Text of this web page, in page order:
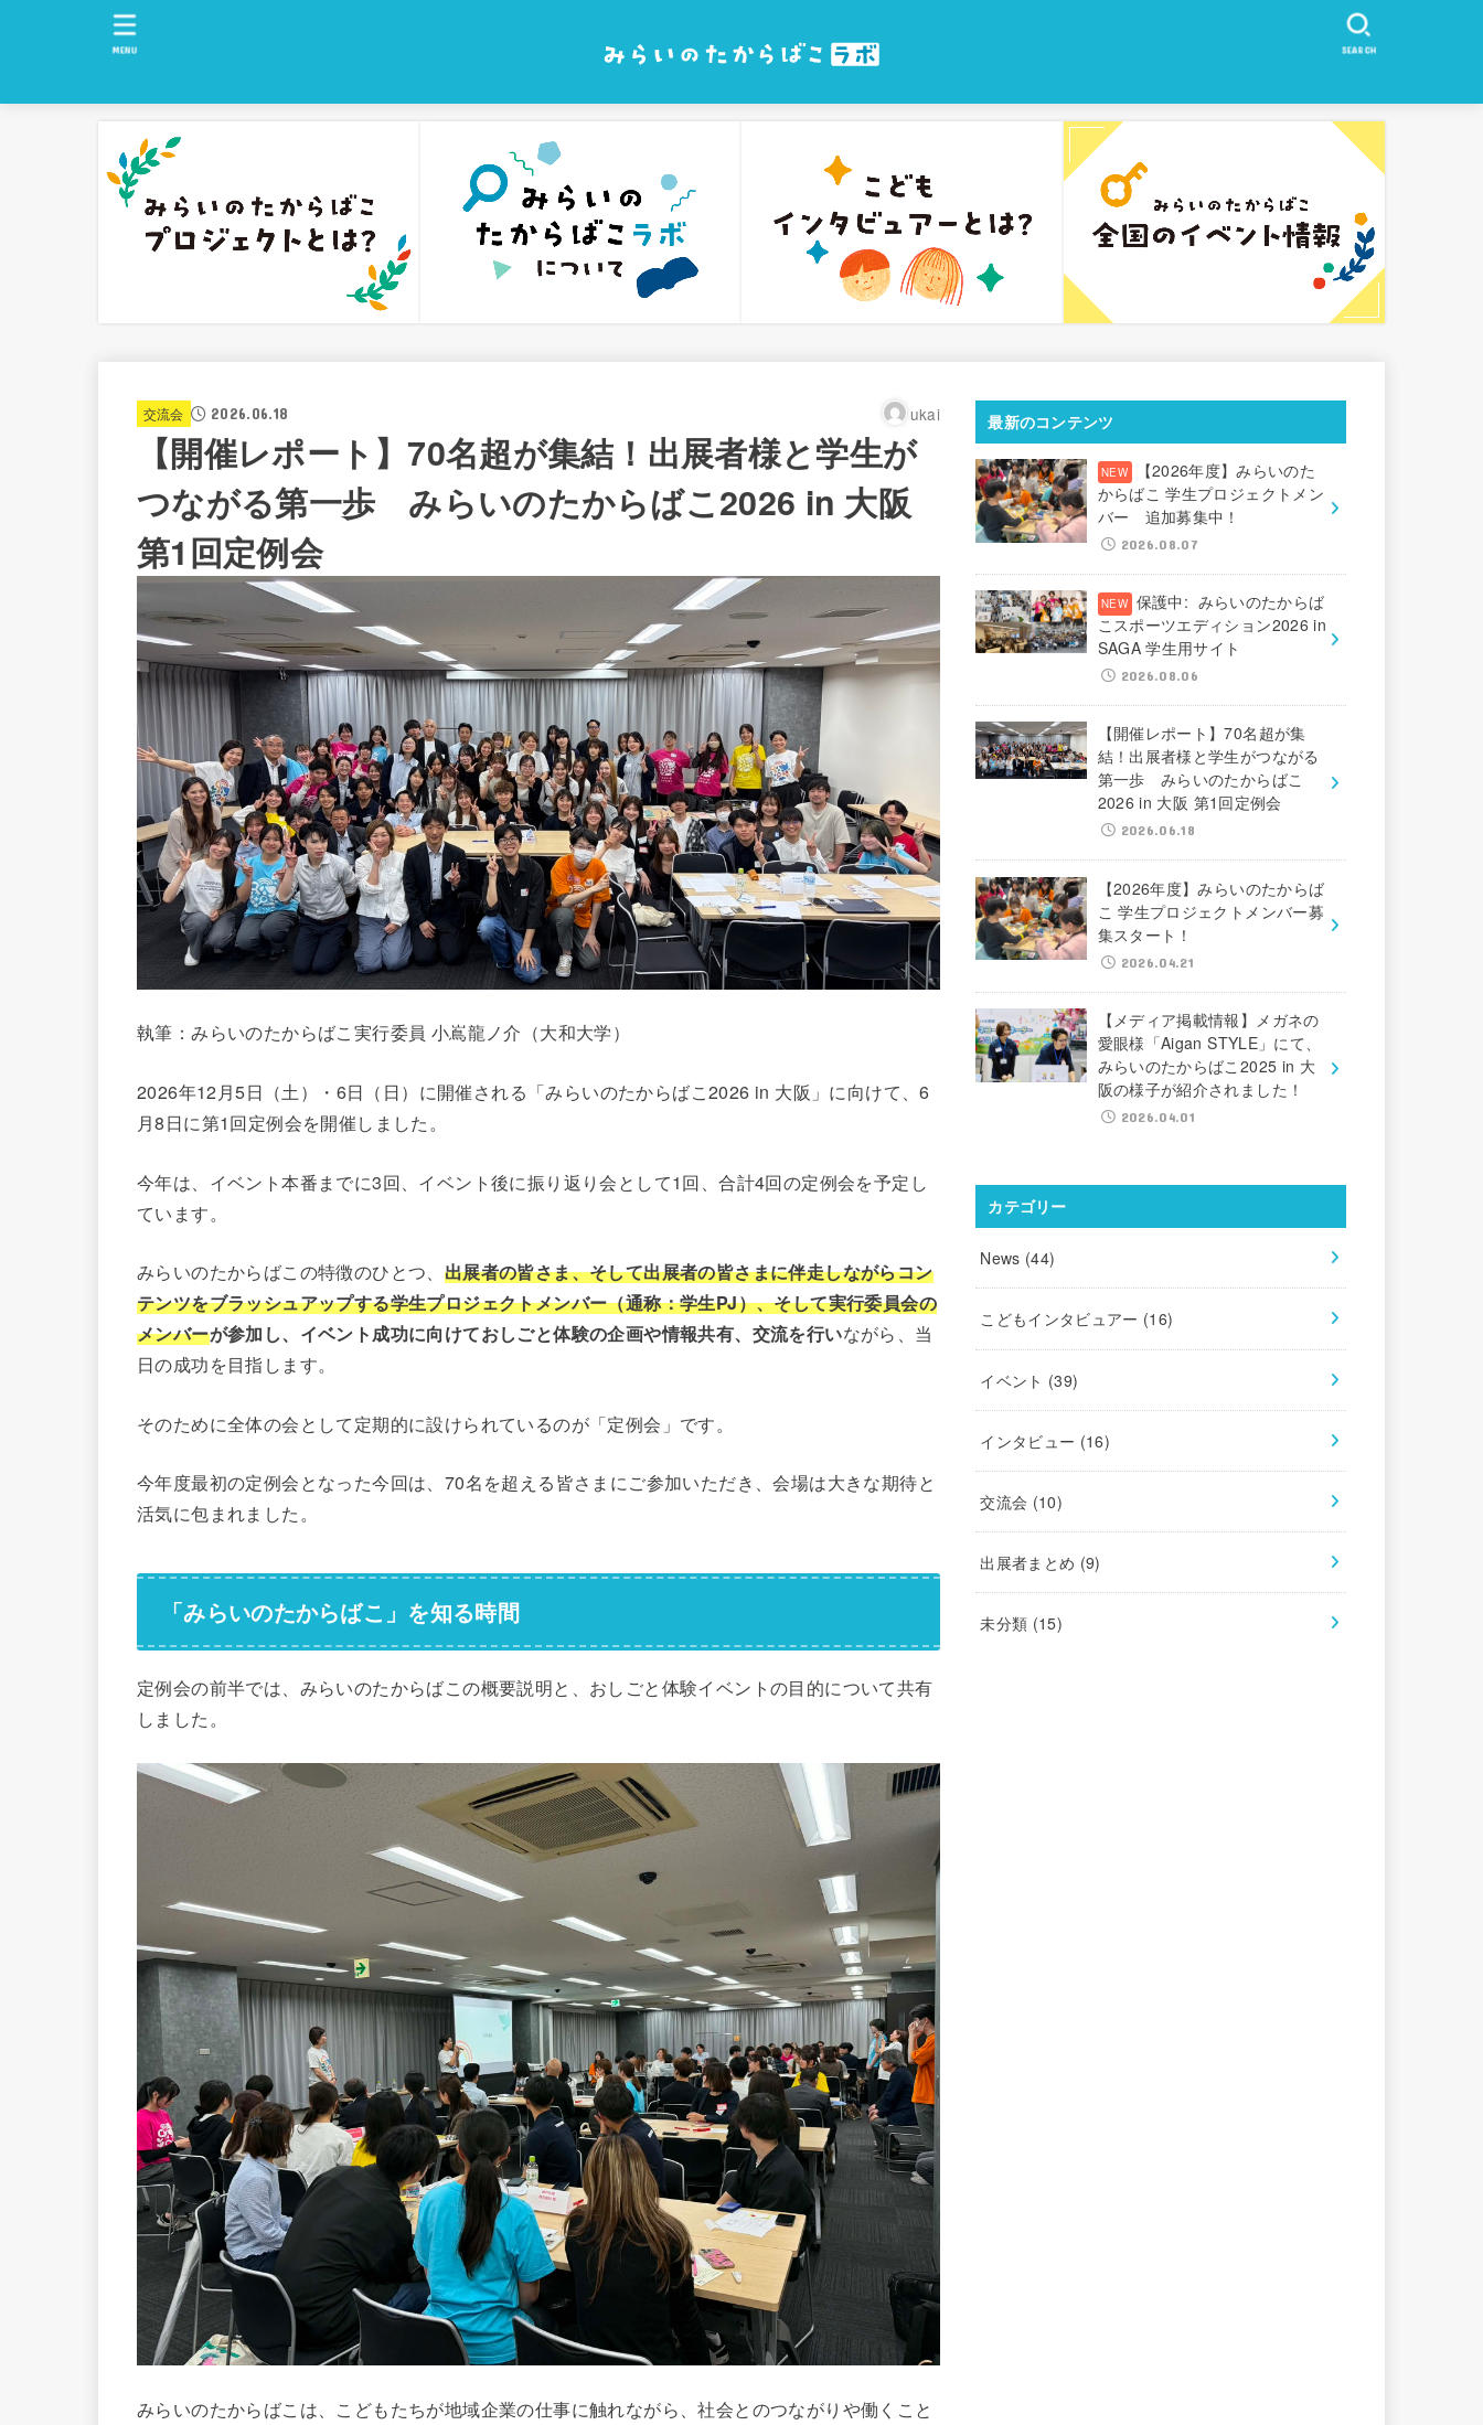
SEARCH
MENU
交流会 2026.06.18 ukai
【開催レポート】70名超が集結！出展者様と学生が
つながる第一歩 みらいのたからばこ2026 in 大阪
第1回定例会
執筆：みらいのたからばこ実行委員 小嶌龍ノ介（大和大学）
2026年12月5日（土）・6日（日）に開催される「みらいのたからばこ2026 in 大阪」に向けて、6
月8日に第1回定例会を開催しました。
今年は、イベント本番までに3回、イベント後に振り返り会として1回、合計4回の定例会を予定し
ています。
みらいのたからばこの特徴のひとつ、 出展者の皆さま、そして出展者の皆さまに伴走しながらコン
テンツをブラッシュアップする学生プロジェクトメンバー（通称：学生PJ）、そして実行委員会の
メンバーが参加し、イベント成功に向けておしごと体験の企画や情報共有、交流を行いながら、当
日の成功を目指します。
そのために全体の会として定期的に設けられているのが「定例会」です。
今年度最初の定例会となった今回は、70名を超える皆さまにご参加いただき、会場は大きな期待と
活気に包まれました。
「みらいのたからばこ」を知る時間
定例会の前半では、みらいのたからばこの概要説明と、おしごと体験イベントの目的について共有
しました。
みらいのたからばこは、こどもたちが地域企業の仕事に触れながら、社会とのつながりや働くこと
最新のコンテンツ
【2026年度】みらいのた
からばこ 学生プロジェクトメン
バー 追加募集中！
2026.08.07
保護中: みらいのたからば
こスポーツエディション2026 in
SAGA 学生用サイト
2026.08.06
【開催レポート】70名超が集
結！出展者様と学生がつながる
第一歩 みらいのたからばこ
2026 in 大阪 第1回定例会
2026.06.18
【2026年度】みらいのたからば
こ 学生プロジェクトメンバー募
集スタート！
2026.04.21
【メディア掲載情報】メガネの
愛眼様「Aigan STYLE」にて、
みらいのたからばこ2025 in 大
阪の様子が紹介されました！
2026.04.01
カテゴリー
News (44)
こどもインタビュアー (16)
イベント (39)
インタビュー (16)
交流会 (10)
出展者まとめ (9)
未分類 (15)